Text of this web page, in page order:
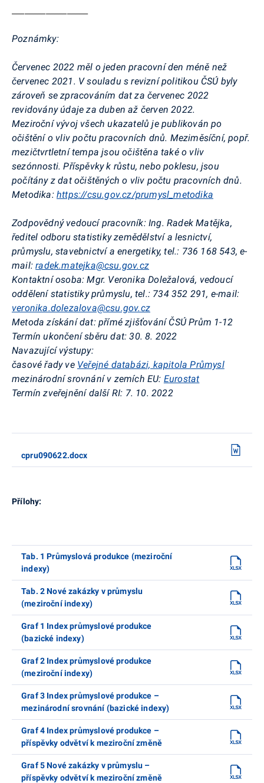
Poznámky:
Červenec 2022 měl o jeden pracovní den méně než
červenec 2021. V souladu s revizní politikou ČSÚ byly
zároveň se zpracováním dat za červenec 2022
revidovány údaje za duben až červen 2022.
Meziroční vývoj všech ukazatelů je publikován po
očištění o vliv počtu pracovních dnů. Meziměsíční, popř.
mezičtvrtletní tempa jsou očištěna také o vliv
sezónnosti. Příspěvky k růstu, nebo poklesu, jsou
počítány z dat očištěných o vliv počtu pracovních dnů.
Metodika: https://csu.gov.cz/prumysl_metodika
Zodpovědný vedoucí pracovník: Ing.Radek Matějka,
ředitel odboru statistiky zemědělství a lesnictví,
průmyslu, stavebnictví a energetiky, tel.: 736 168 543, e-
mail: radek.matejka@csu.gov.cz
Kontaktní osoba: Mgr. Veronika Doležalová, vedoucí
oddělení statistiky průmyslu, tel.: 734 352 291, e-mail:
veronika.dolezalova@csu.gov.cz
Metoda získání dat: přímé zjišťování ČSÚ Prům 1-12
Termín ukončení sběru dat: 30. 8. 2022
Navazující výstupy:
časové řady ve Veřejné databázi, kapitola Průmysl
mezinárodní srovnání v zemích EU: Eurostat
Termín zveřejnění další RI: 7. 10. 2022
cpru090622.docx
Přílohy:
Tab. 1 Průmyslová produkce (meziroční
indexy)
Tab. 2 Nové zakázky v průmyslu
(meziroční indexy)
Graf 1 Index průmyslové produkce
(bazické indexy)
Graf 2 Index průmyslové produkce
(meziroční indexy)
Graf 3 Index průmyslové produkce –
mezinárodní srovnání (bazické indexy)
Graf 4 Index průmyslové produkce –
příspěvky odvětví k meziroční změně
Graf 5 Nové zakázky v průmyslu –
příspěvky odvětví k meziroční změně